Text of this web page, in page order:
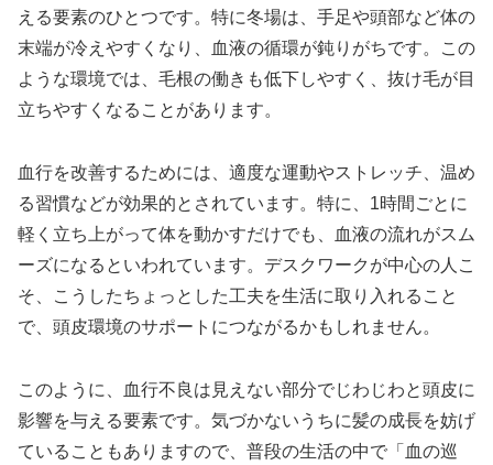
える要素のひとつです。特に冬場は、手足や頭部など体の
末端が冷えやすくなり、血液の循環が鈍りがちです。この
ような環境では、毛根の働きも低下しやすく、抜け毛が目
立ちやすくなることがあります。
血行を改善するためには、適度な運動やストレッチ、温め
る習慣などが効果的とされています。特に、1時間ごとに
軽く立ち上がって体を動かすだけでも、血液の流れがスム
ーズになるといわれています。デスクワークが中心の人こ
そ、こうしたちょっとした工夫を生活に取り入れること
で、頭皮環境のサポートにつながるかもしれません。
このように、血行不良は見えない部分でじわじわと頭皮に
影響を与える要素です。気づかないうちに髪の成長を妨げ
ていることもありますので、普段の生活の中で「血の巡